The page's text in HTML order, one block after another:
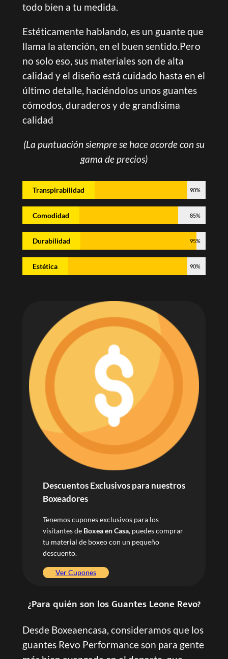
todo bien a tu medida.
Estéticamente hablando, es un guante que
llama la atención, en el buen sentido.Pero
no solo eso, sus materiales son de alta
calidad y el diseño está cuidado hasta en el
último detalle, haciéndolos unos guantes
cómodos, duraderos y de grandísima
calidad
(La puntuación siempre se hace acorde con su
gama de precios)
Transpirabilidad 90%
Comodidad 85%
Durabilidad 95%
Estética 90%
DescuentosExclusivos para nuestros
Boxeadores
Tenemos cupones exclusivos para los
visitantes de Boxea en Casa, puedes comprar
tu material de boxeo con un pequeño
descuento.
Ver Cupones
¿Para quién son los Guantes Leone Revo?
Desde Boxeaencasa, consideramos que los
guantes Revo Performance son para gente